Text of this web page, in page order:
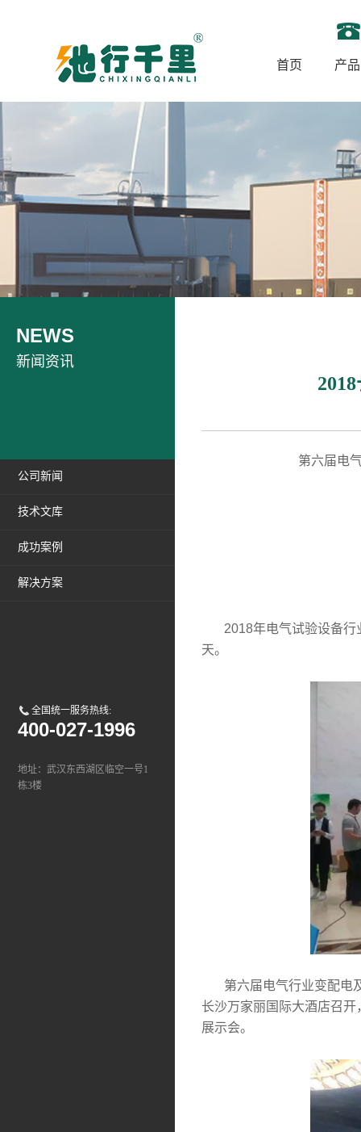
首页 产
新闻资讯
NEWS
公司新闻
技术文库
成功案例
解决方案
全国统一服务热线:
400-027-1996
地址：武汉东西湖区临空一号1
栋3楼
第六届电
2018年电气试验设备行
天。
第六届电气行业变配电及
长沙万家丽国际大酒店召
展示会。